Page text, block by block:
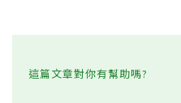
這篇文章對你有幫助嗎?